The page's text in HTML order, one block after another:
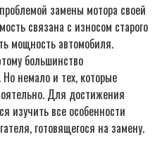
замены мотора своей
связана с износом старого
мощность автомобиля.
большинство
немало и тех, которые
Для достижения
изучить все особенности
готовящегося на замену.